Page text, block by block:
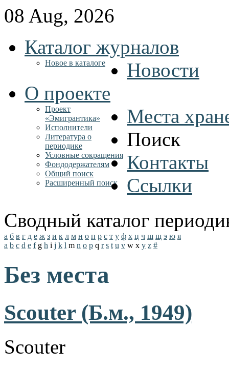
08 Aug, 2026
Каталог журналов
Новое в каталоге
Новости
О проекте
Проект
«Эмигрантика»
Исполнители
Литература о
периодике
Условные сокращения
Фондодержателям
Места
Поиск
Общий поиск
Расширенный поиск
Контакты
Ссылки
Сводный каталог
а б в г д е ж з и к л м н о п р с т у ф х ц ч ш щ э ю я
a b c d e f g h i j k l m n o p q r s t u v w x y z #
Без места
Scouter (Б.м., 1949)
Scouter